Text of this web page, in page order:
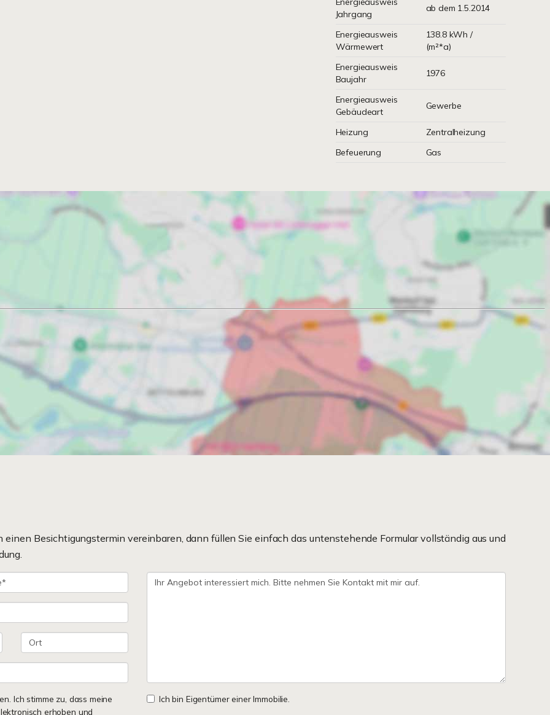
Jahrgang
ab dem 1.5.2014
Energieausweis
Wärmewert
138.8 kWh /
(m²*a)
Energieausweis
Baujahr
1976
Energieausweis
Gebäudeart
Gewerbe
Heizung
Zentralheizung
Befeuerung
Gas
Besichtigungstermin vereinbaren, dann füllen Sie einfach das untenstehende Formular vollständig aus und
Ich stimme zu, dass meine
erhoben und
Ich bin Eigentümer einer Immobilie.